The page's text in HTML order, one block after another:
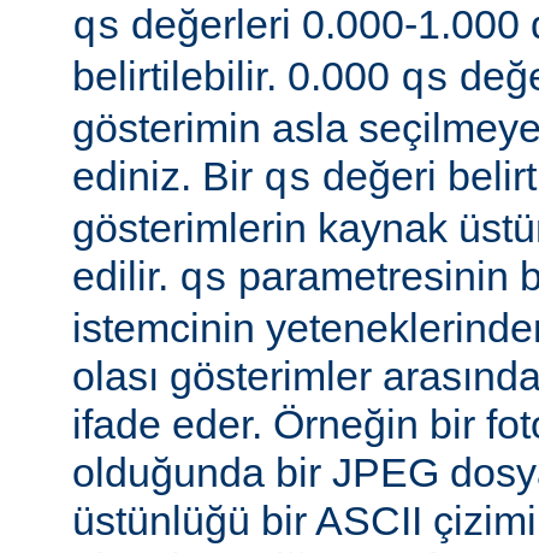
qs değerleri 0.000-1.000
belirtilebilir. 0.000 qs
gösterimin asla
ediniz. Bir qs değeri
gösterimlerin kaynak
edilir. qs parametresinin
istemcinin
olası gösterimler
ifade eder. Örneğin bir
olduğunda bir JPEG
üstünlüğü bir ASCII